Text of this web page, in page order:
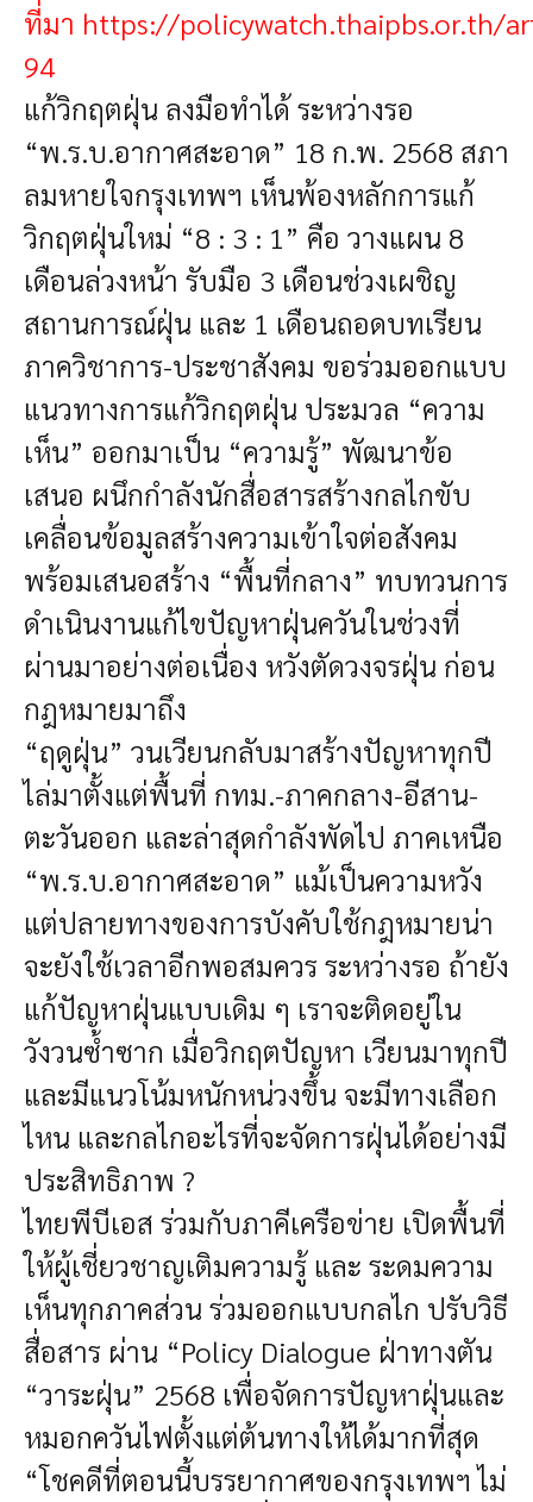
ที่มา https://policywatch.thaipbs.or.th/
94
แก้วิกฤตฝุ่น ลงมือทำได้ ระหว่างรอ
“พ.ร.บ.อากาศสะอาด” 18 ก.พ. 2568 สภา
ลมหายใจกรุงเทพฯ เห็นพ้องหลักการแก้
วิกฤตฝุ่นใหม่ “8 : 3 : 1” คือ วางแผน 8
เดือนล่วงหน้า รับมือ 3 เดือนช่วงเผชิญ
สถานการณ์ฝุ่น และ 1 เดือนถอดบทเรียน
ภาควิชาการ-ประชาสังคม ขอร่วมออกแบบ
แนวทางการแก้วิกฤตฝุ่น ประมวล “ความ
เห็น” ออกมาเป็น “ความรู้” พัฒนาข้อ
เสนอ ผนึกกำลังนักสื่อสารสร้างกลไกขับ
เคลื่อนข้อมูลสร้างความเข้าใจต่อสังคม
พร้อมเสนอสร้าง “พื้นที่กลาง” ทบทวนการ
ดำเนินงานแก้ไขปัญหาฝุ่นควันในช่วงที่
ผ่านมาอย่างต่อเนื่อง หวังตัดวงจรฝุ่น ก่อน
กฎหมายมาถึง
“ฤดูฝุ่น” วนเวียนกลับมาสร้างปัญหาทุกปี
ไล่มาตั้งแต่พื้นที่ กทม.-ภาคกลาง-อีสาน-
ตะวันออก และล่าสุดกำลังพัดไป ภาคเหนือ
“พ.ร.บ.อากาศสะอาด” แม้เป็นความหวัง
แต่ปลายทางของการบังคับใช้กฎหมายน่า
จะยังใช้เวลาอีกพอสมควร ระหว่างรอ ถ้ายัง
แก้ปัญหาฝุ่นแบบเดิม ๆ เราจะติดอยู่ใน
วังวนซ้ำซาก เมื่อวิกฤตปัญหา เวียนมาทุกปี
และมีแนวโน้มหนักหน่วงขึ้น จะมีทางเลือก
ไหน และกลไกอะไรที่จะจัดการฝุ่นได้อย่างมี
ประสิทธิภาพ ?
ไทยพีบีเอส ร่วมกับภาคีเครือข่าย เปิดพื้นที่
ให้ผู้เชี่ยวชาญเติมความรู้ และ ระดมความ
เห็นทุกภาคส่วน ร่วมออกแบบกลไก ปรับวิธี
สื่อสาร ผ่าน “Policy Dialogue ฝ่าทางตัน
“วาระฝุ่น” 2568 เพื่อจัดการปัญหาฝุ่นและ
หมอกควันไฟตั้งแต่ต้นทางให้ได้มากที่สุด
“โชคดีที่ตอนนี้บรรยากาศของกรุงเทพฯ ไม่